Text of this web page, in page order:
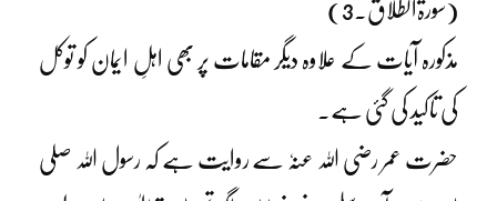
(سورۃالطلاق۔3)
مذکورہ آیات کے علاوہ دیگر مقامات پر بھی اہلِ ایمان کو توکل
کی تاکید کی گئی ہے۔
حضرت عمر رضی اللہ عنہٗ سے روایت ہے کہ رسول اللہ صلی